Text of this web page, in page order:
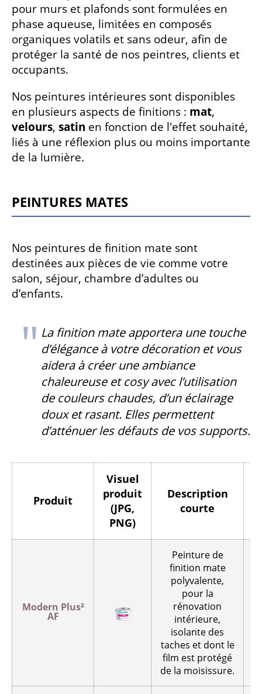
pour murs et plafonds sont formulées en
phase aqueuse, limitées en composés
organiques volatils et sans odeur, afin de
protéger la santé de nos peintres, clients et
occupants.
Nos peintures intérieures sont disponibles
en plusieurs aspects de finitions : mat,
velours, satin en fonction de l'effet souhaité,
liés à une réflexion plus ou moins importante
de la lumière.
Peintures mates
Nos peintures de finition mate sont
destinées aux pièces de vie comme votre
salon, séjour, chambre d’adultes ou
d’enfants.
La finition mate apportera une touche
d’élégance à votre décoration et vous
aidera à créer une ambiance
chaleureuse et cosy avec l’utilisation
de couleurs chaudes, d’un éclairage
doux et rasant. Elles permettent
d’atténuer les défauts de vos supports.
Produit
Visuel
produit
(JPG,
PNG)
Description
courte
Modern Plus²
AF
Peinture de
finition mate
polyvalente,
pour la
rénovation
intérieure,
isolante des
taches et dont le
film est protégé
de la moisissure.